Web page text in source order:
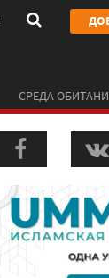
СРЕДА